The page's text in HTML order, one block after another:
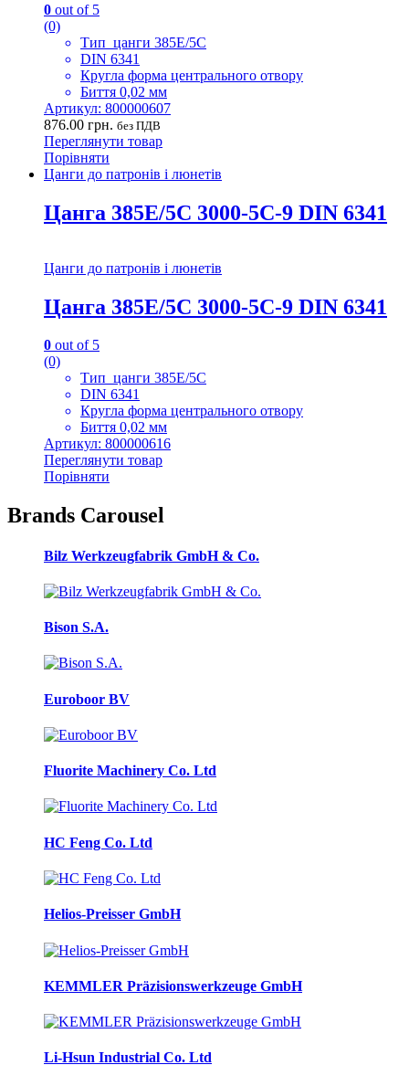
0 out of 5
(0)
Тип цанги 385E/5C
DIN 6341
Кругла форма центрального отвору
Биття 0,02 мм
Артикул: 800000607
876.00 грн. без ПДВ
Переглянути товар
Порівняти
Цанги до патронів і люнетів
Цанга 385E/5C 3000-5C-9 DIN 6341
Цанги до патронів і люнетів
Цанга 385E/5C 3000-5C-9 DIN 6341
0 out of 5
(0)
Тип цанги 385E/5C
DIN 6341
Кругла форма центрального отвору
Биття 0,02 мм
Артикул: 800000616
Переглянути товар
Порівняти
Brands Carousel
Bilz Werkzeugfabrik GmbH & Co.
Bison S.A.
Euroboor BV
Fluorite Machinery Co. Ltd
HC Feng Co. Ltd
Helios-Preisser GmbH
KEMMLER Präzisionswerkzeuge GmbH
Li-Hsun Industrial Co. Ltd